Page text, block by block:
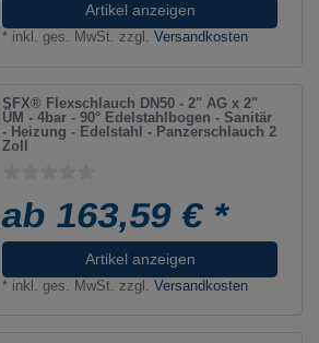
Artikel anzeigen
* inkl. ges. MwSt. zzgl.Versandkosten
SFX® Flexschlauch DN50 - 2" AG x 2"
ÜM - 4bar - 90° Edelstahlbogen - Sanitär
- Heizung - Edelstahl - Panzerschlauch 2
Zoll
ab 163,59 € *
Artikel anzeigen
* inkl. ges. MwSt. zzgl.Versandkosten